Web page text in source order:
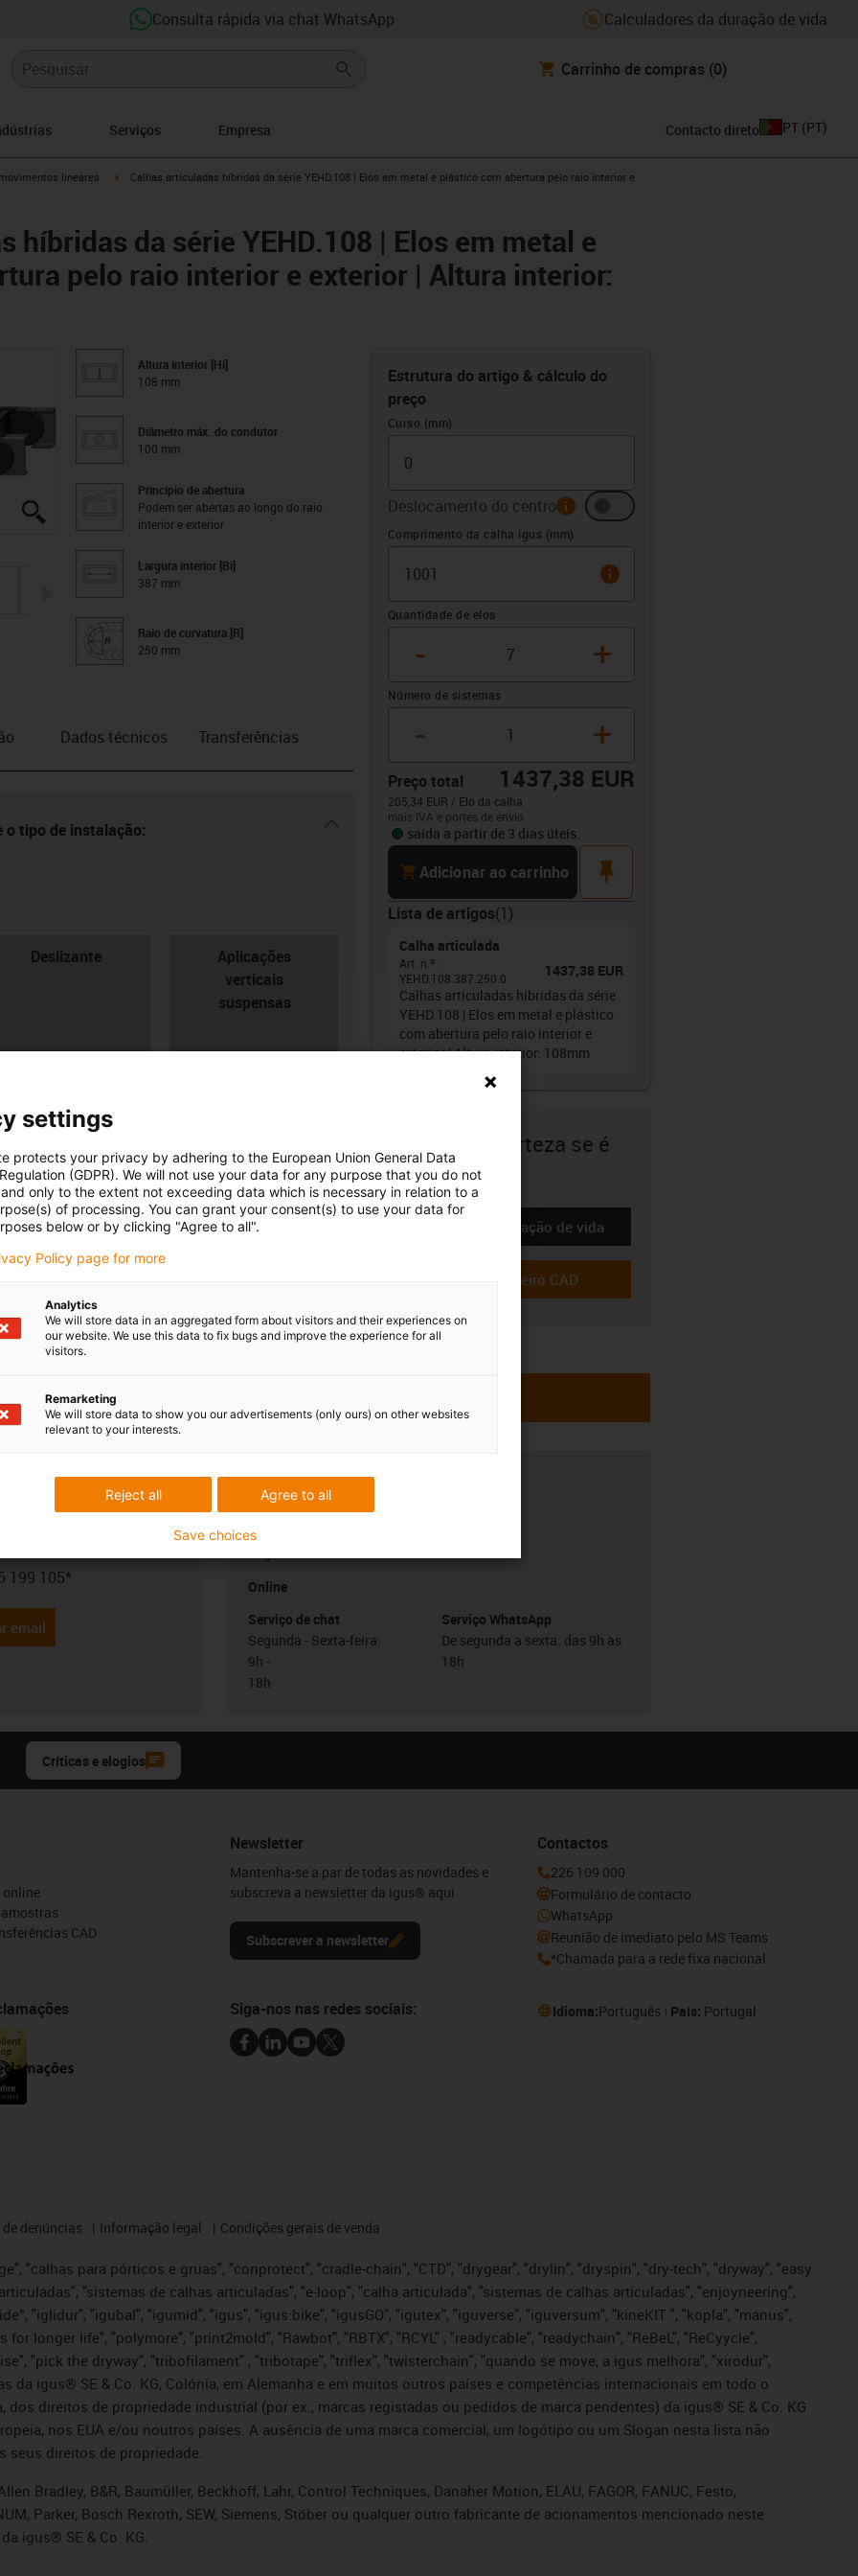
Consulta rápida via chat WhatsApp Calculadores da duração de vida
Carrinho de compras (0)
Serviços Empresa Contacto direto PT (PT)
arrow-right lineares igus-icon-arrow-right
Calhas articuladas híbridas da série YEHD.108 | Elos em metal e plástico com abertura pelo raio interior e
híbridas da série YEHD.108 | Elos em metal e
pelo raio interior e exterior | Altura interior:
igus-icon-lupe
igus-icon-lupe
igus-icon-lupe
igus-icon-lupe
igus-icon-lupe
igus-icon-lupe
igus-icon-arrow-right
Altura interior [Hi]
108 mm
Diâmetro máx. do condutor
100 mm
Princípio de abertura
Podem ser abertas ao longo do raio
interior e exterior
Largura interior [Bi]
387 mm
Raio de curvatura [R]
250 mm
Estrutura do artigo & cálculo do
preço
Curso (mm)
Deslocamento do centroinfo
Offset (mm)
Comprimento da calha igus (mm)
info
Quantidade de elos
- +
Número de sistemas
+
Preço total 1437,38 EUR
205,34 EUR / Elo da calha
mais IVA e portes de envio
saída a partir de 3 dias úteis.
cartAdicionar ao carrinho
pin
Lista de artigos(1 )
Calha articulada
Art. n.º :
YEHD.108.387.250.0
1437,38 EUR
Calhas articuladas híbridas da série
YEHD.108 | Elos em metal e plástico
com abertura pelo raio interior e
exterior | Altura interior: 108mm
Não tem a certeza se é
adequado?
igus-icon-lebensdauerrechner
Calcular a duração de vida
igus-icon-cad-dateien
Transferir ficheiro CAD
Dados técnicos Transferências
o tipo de instalação: igus-icon-dropdown-up
check
Deslizante
Aplicações
verticais
suspensas
interior [Bi] [mm]
Raio de curvatura [R]
[mm]
esclarecer as
phone
199 105*
email
Consulta e prazo
Online
Serviço de chat
Segunda - Sexta-feira:
9h -
18h
Serviço WhatsApp
De segunda a sexta: das 9h às
18h
Críticas e elogios
online
CAD
Newsletter
Mantenha-se a par de todas as novidades e
subscreva a newsletter da igus® aqui.
Subscrever a newsletter
Contactos
226 109 000
Formulário de contacto
WhatsApp
Reunião de imediato pelo MS Teams
*Chamada para a rede fixa nacional
Siga-nos nas redes sociais: Idioma:Português País: Portugal
denúncias Informação legal Condições gerais de venda
"calhas para pórticos e gruas", "conprotect", "cradle-chain", "CTD", "drygear", "drylin", "dryspin", "dry-tech", "dryway", "easy
"sistemas de calhas articuladas", "e-loop", "calha articulada", "sistemas de calhas articuladas", "enjoyneering",
"iglidur", "igubal", "igumid", "igus", "igus:bike", "igusGO", "igutex", "iguverse", "iguversum", "kineKIT ", "kopla", "manus",
longer life", "polymore", "print2mold", "Rawbot", "RBTX", "RCYL" , "readycable", "readychain", "ReBeL", "ReCyycle",
"pick the dryway", "tribofilament" , "tribotape", "triflex", "twisterchain", "quando se move, a igus melhora", "xirodur",
da igus® SE & Co. KG, Colónia, em Alemanha e em muitos outros países e competências internacionais em todo o
direitos de propriedade industrial (por ex., marcas registadas ou pedidos de marca pendentes) da igus® SE & Co. KG
nos EUA e/ou noutros países. A ausência de uma marca comercial, um logótipo ou um Slogan nesta lista não
seus direitos de propriedade.
Bradley, B&R, Baumüller, Beckhoff, Lahr, Control Techniques, Danaher Motion, ELAU, FAGOR, FANUC, Festo,
Parker, Bosch Rexroth, SEW, Siemens, Stöber ou qualquer outro fabricante de acionamentos mencionado neste
igus® SE & Co. KG.
settings
protects your privacy by adhering to the European Union General Data
(GDPR). We will not use your data for any purpose that you do not
only to the extent not exceeding data which is necessary in relation to a
of processing. You can grant your consent(s) to use your data for
below or by clicking "Agree to all".
Policy page for more
Analytics
We will store data in an aggregated form about visitors and their experiences on
our website. We use this data to fix bugs and improve the experience for all
visitors.
Remarketing
We will store data to show you our advertisements (only ours) on other websites
relevant to your interests.
Agree to all
Reject all
Save choices